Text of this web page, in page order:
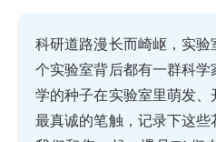
科研道路漫长而崎岖，实
个实验室背后都有一群科
学的种子在实验室里萌发、
最真诚的笔触，记录下这些